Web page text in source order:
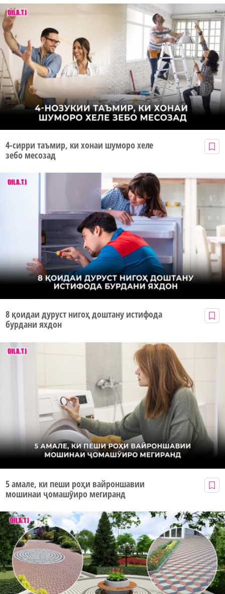
4-сирри таъмир, ки хонаи шуморо хеле
зебо месозад
8 қоидаи дуруст нигоҳ доштану истифода
бурдани яхдон
5 амале, ки пеши роҳи вайроншавии
мошинаи ҷомашӯиро мегиранд